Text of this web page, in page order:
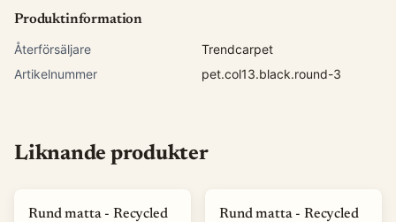
Produktinformation
Återförsäljare
Trendcarpet
Artikelnummer
pet.col13.black.round-3
Liknande produkter
Rund matta - Recycled
Rund matta - Recycled